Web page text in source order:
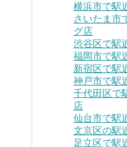
横浜市で駅
さいたま市
グ店
渋谷区で駅
福岡市で駅
新宿区で駅
神戸市で駅
千代田区で
店
仙台市で駅
文京区の駅
足立区で駅